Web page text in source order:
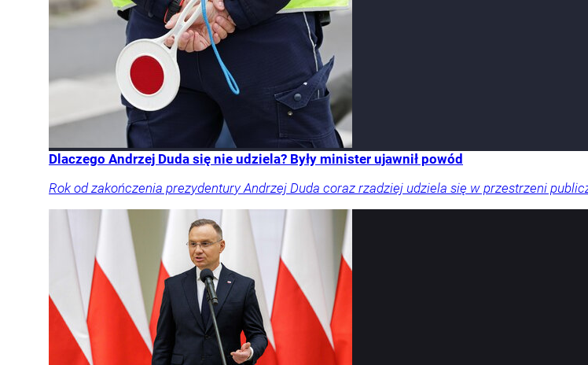
Dlaczego Andrzej Duda się nie udziela? Były minister ujawnił powód
Rok od zakończenia prezydentury Andrzej Duda coraz rzadziej udziela się w przestrzeni